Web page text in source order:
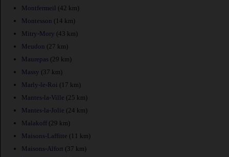
Montfermeil (42 km)
Montesson (14 km)
Mitry-Mory (43 km)
Meudon (27 km)
Maurepas (29 km)
Massy (37 km)
Marly-le-Roi (17 km)
Mantes-la-Ville (25 km)
Mantes-la-Jolie (24 km)
Malakoff (29 km)
Maisons-Laffitte (11 km)
Maisons-Alfort (37 km)